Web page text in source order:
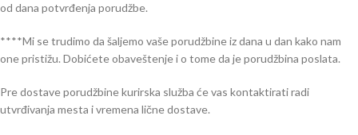
od dana potvrđenja porudžbe.
****Mi se trudimo da šaljemo vaše porudžbine iz dana u dan kako nam
one pristižu. Dobićete obaveštenje i o tome da je porudžbina poslata.
Pre dostave porudžbine kurirska služba će vas kontaktirati radi
utvrđivanja mesta i vremena lične dostave.